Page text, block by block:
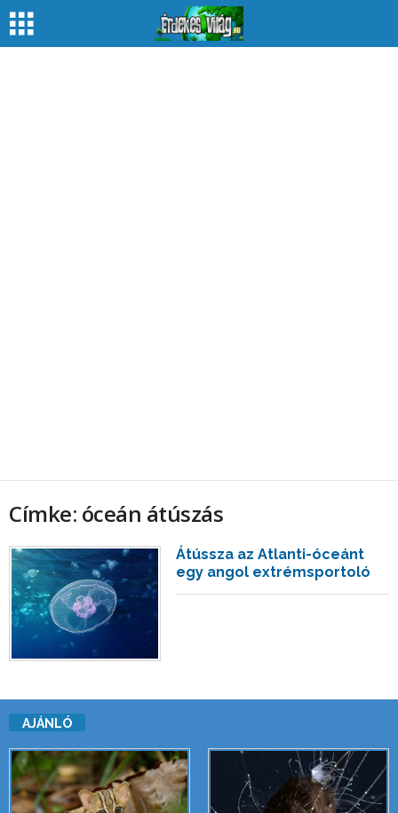
Címke: óceán átúszás
Átússza az Atlanti-óceánt
egy angol extrémsportoló
AJÁNLÓ